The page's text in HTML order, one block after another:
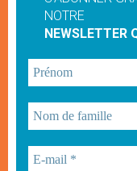
NOTRE
NEWSLETTER